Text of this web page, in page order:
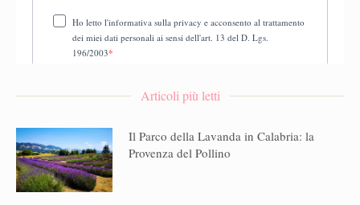
Articoli più letti
Il Parco della Lavanda in Calabria: la
Provenza del Pollino